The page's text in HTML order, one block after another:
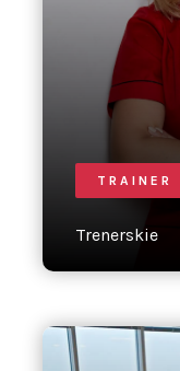
TRAINER
Trenerskie